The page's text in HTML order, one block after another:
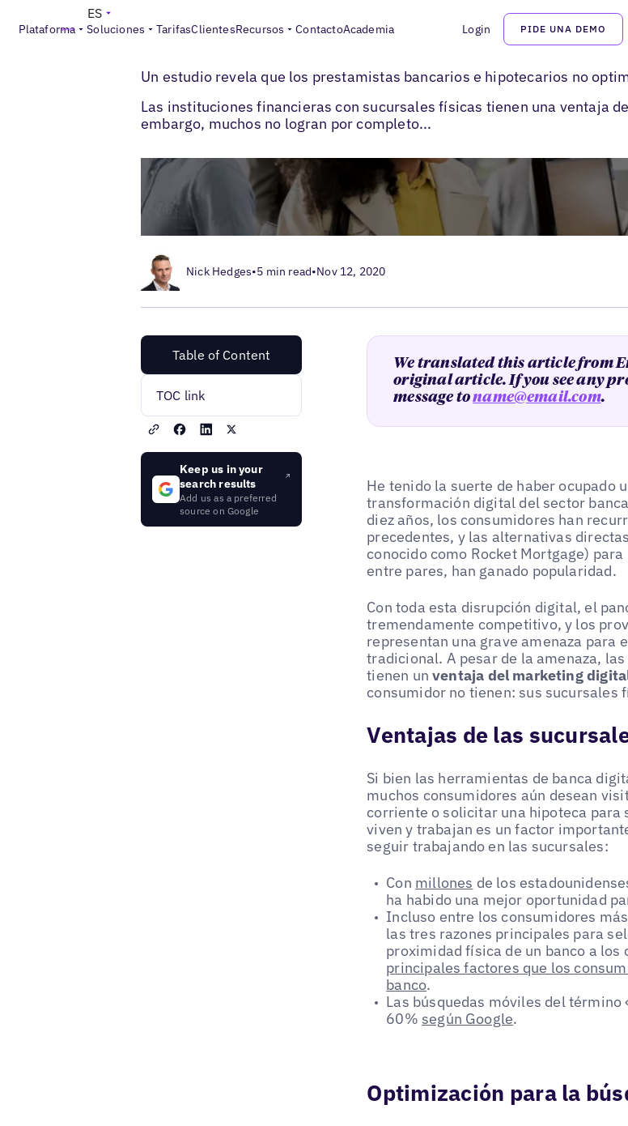
Plataforma Soluciones TarifasClientesRecursos ContactoAcademia Login PIDE UNA DEMO
ES
Blogs > SEO local> Los prestamistas bancarios e hipotecarios no optimizan la búsqueda
Un estudio revela que los prestamistas bancarios e hipotecarios no
Las instituciones financieras con sucursales físicas tienen una ventaja
embargo, muchos no logran por completo...
Nick Hedges•5 min read•Nov 12, 2020
Table of Content
TOC link
Keep us in your
search results
Add us as a preferred
source on Google
We translated this article from
original article. If you see any
message toname@email.com.
He tenido la suerte de haber ocupado
transformación digital del sector
diez años, los consumidores han
precedentes, y las alternativas
conocido como Rocket Mortgage)
entre pares, han ganado popularidad.
Con toda esta disrupción digital, el
tremendamente competitivo, y los
representan una grave amenaza para
tradicional. A pesar de la amenaza,
tienen unventaja del marketing
consumidor no tienen: sus sucursales
Ventajas de las
Si bien las herramientas de banca
muchos consumidores aún desean
corriente o solicitar una hipoteca para
viven y trabajan es un factor
seguir trabajando en las sucursales:
Con millones de los
ha habido una mejor oportunidad
Incluso entre los consumidores
las tres razones principales para
proximidad física de un banco a los
principales factores que los
banco.
Las búsquedas móviles del término
60% según Google.
Optimización para la